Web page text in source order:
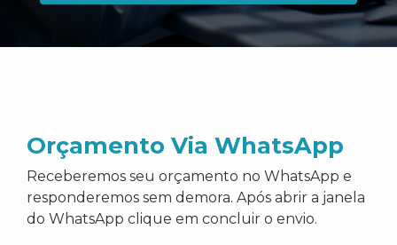
Orçamento Via WhatsApp
Receberemos seu orçamento no WhatsApp e
responderemos sem demora. Após abrir a janela
do WhatsApp clique em concluir o envio.